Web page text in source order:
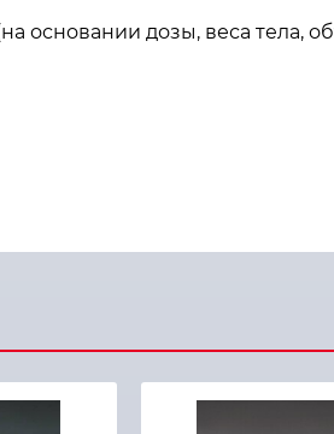
основании дозы, веса тела,